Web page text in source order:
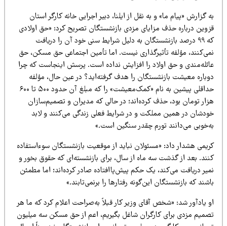
گزارش «پیام ما» و به نقل از ایلنا، دبیر اجرایی خانه کارگر استان
درباره حذف مزایای مزدی بازنشستگان تصریح کرد: «حق اولادی
که ۹۹ درصد بازنشستگان به دلیل شرایط سنی خود آن را دریافت
مؤلفه تأثیرگذاری نیست. اما تأمین اجتماعی حق مسکن، حق
و حق اولاد را افزایش نداده است. پرسش اینجاست که چرا
معیشت بازنشستگان را هدف گرفته‌اید؟ در عین حال، مؤلفه
حداقلی پیشین به نام «کمک‌معیشت» را که مبلغ آن حدود ۵۰۰ تا ۶۰۰
تومان بود، حذف کرده‌اند؛ در حالی که مدیران و تصمیم‌سازان
در همین مملکت و در شرایط فعلی زندگی می‌کنند و لابد
می‌دانند تورم چقدر سنگین است.»
هشدار داد: «مسئولان نباید از موقعیت بازنشستگان سوءاستفاده
بعد از گذشت سه ماه از سال، برای بازنشسته‌ای که حقوق بخور و
دریافت می‌کند، یک حکم پیش‌پاافتاده صادر کرده‌اند؛ اما مطمئن
که بازنشستگان این‌گونه رفتارها را برنمی‌تابند.»
یادآور شد: «شخص آقای وزیر کار قبلاً به‌صراحت اعلام کرد که ما هر
مزدی برای کارگران شاغل بگیریم، اعم از حق مسکن سه میلیون